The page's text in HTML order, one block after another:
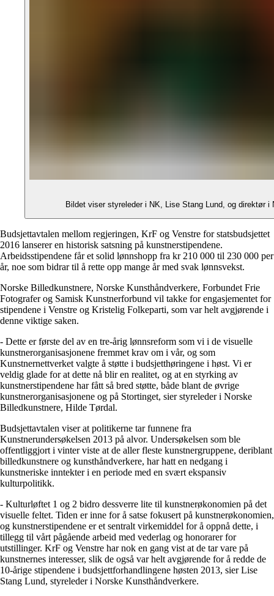
Bildet viser styreleder i NK, Lise Stang Lund, og direktør
Budsjettavtalen mellom regjeringen, KrF og Venstre for statsbudsjettet
2016 lanserer en historisk satsning på kunstnerstipendene.
Arbeidsstipendene får et solid lønnshopp fra kr 210 000 til 230 000 per
år, noe som bidrar til å rette opp mange år med svak lønnsvekst.
Norske Billedkunstnere, Norske Kunsthåndverkere, Forbundet Frie
Fotografer og Samisk Kunstnerforbund vil takke for engasjementet for
stipendene i Venstre og Kristelig Folkeparti, som var helt avgjørende i
denne viktige saken.
- Dette er første del av en tre-årig lønnsreform som vi i de visuelle
kunstnerorganisasjonene fremmet krav om i vår, og som
Kunstnernettverket valgte å støtte i budsjetthøringene i høst. Vi er
veldig glade for at dette nå blir en realitet, og at en styrking av
kunstnerstipendene har fått så bred støtte, både blant de øvrige
kunstnerorganisasjonene og på Stortinget, sier styreleder i Norske
Billedkunstnere, Hilde Tørdal.
Budsjettavtalen viser at politikerne tar funnene fra
Kunstnerundersøkelsen 2013 på alvor. Undersøkelsen som ble
offentliggjort i vinter viste at de aller fleste kunstnergruppene, deriblant
billedkunstnere og kunsthåndverkere, har hatt en nedgang i
kunstneriske inntekter i en periode med en svært ekspansiv
kulturpolitikk.
- Kulturløftet 1 og 2 bidro dessverre lite til kunstnerøkonomien på det
visuelle feltet. Tiden er inne for å satse fokusert på kunstnerøkonomien,
og kunstnerstipendene er et sentralt virkemiddel for å oppnå dette, i
tillegg til vårt pågående arbeid med vederlag og honorarer for
utstillinger. KrF og Venstre har nok en gang vist at de tar vare på
kunstnernes interesser, slik de også var helt avgjørende for å redde de
10-årige stipendene i budsjettforhandlingene høsten 2013, sier Lise
Stang Lund, styreleder i Norske Kunsthåndverkere.